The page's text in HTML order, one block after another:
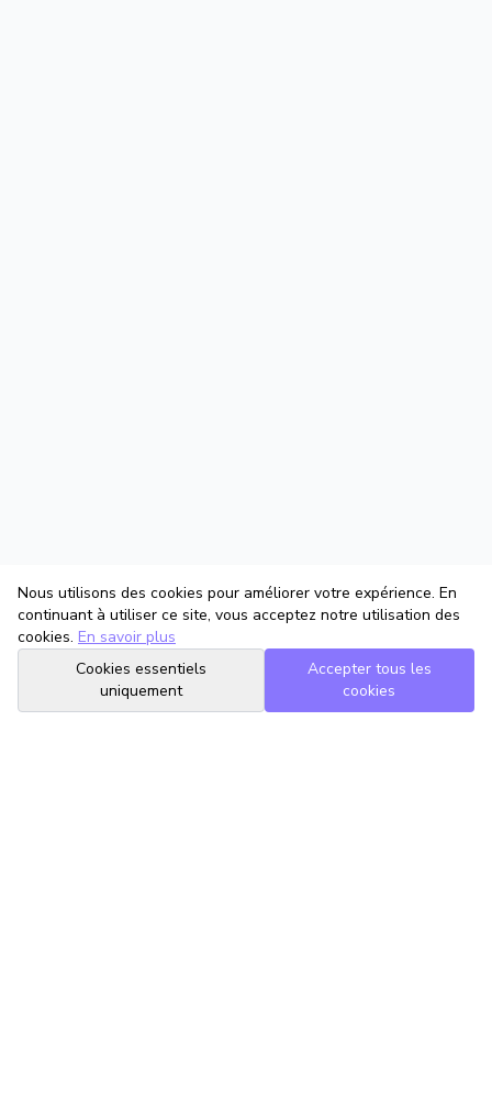
Nous utilisons des cookies pour améliorer votre expérience. En
continuant à utiliser ce site, vous acceptez notre utilisation des
cookies. En savoir plus
Cookies essentiels
uniquement
Accepter tous les
cookies